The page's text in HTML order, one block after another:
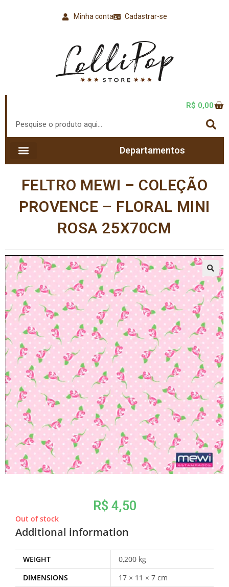
Cadastrar-se
Minha conta
R$ 0,00
Departamentos
FELTRO MEWI – COLEÇÃO
PROVENCE – FLORAL MINI
ROSA 25X70CM
R$ 4,50
Out of stock
Additional information
WEIGHT
0,200 kg
DIMENSIONS
17 × 11 × 7 cm